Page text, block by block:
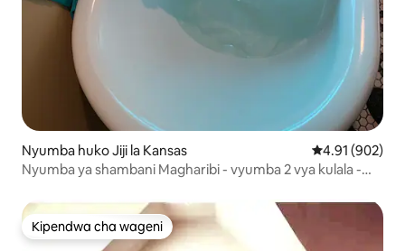
Nyumba huko Jiji la Kansas Ukadiriaji wa
4.91 (902)
Nyumba ya shambani Magharibi - vyumba 2 vya kulala -
Kipendwa cha wageni
Kipendwa cha wageni